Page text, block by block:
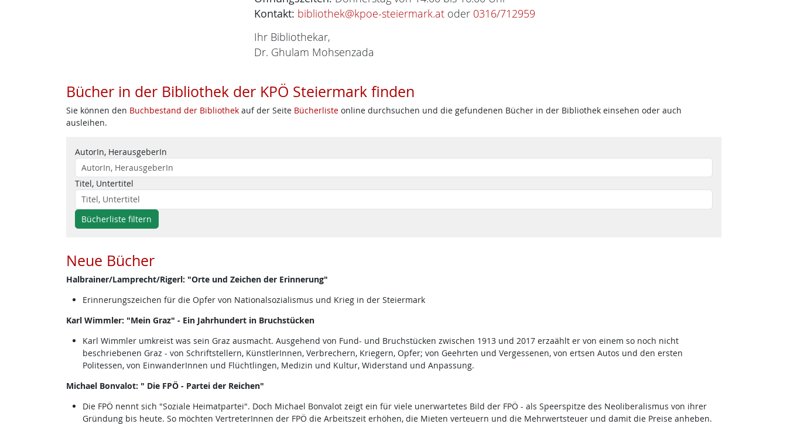
Kontakt: bibliothek@kpoe-steiermark.atoder 0316/712959
Ihr Bibliothekar,
Dr. Ghulam Mohsenzada
Bücher in der Bibliothek der KPÖ Steiermark finden
Sie können den Buchbestand der Bibliothekauf der Seite Bücherlisteonline durchsuchen und die gefundenen Bücher in der Bibliothek einsehen oder auch
ausleihen.
AutorIn, HerausgeberIn
Titel, Untertitel
Bücherliste filtern
Neue Bücher
Halbrainer/Lamprecht/Rigerl: "Orte und Zeichen der Erinnerung"
Erinnerungszeichen für die Opfer von Nationalsozialismus und Krieg in der Steiermark
Karl Wimmler: "Mein Graz" - Ein Jahrhundert in Bruchstücken
Karl Wimmler umkreist was sein Graz ausmacht. Ausgehend von Fund- und Bruchstücken zwischen 1913 und 2017 erzaählt er von einem so noch nicht
beschriebenen Graz - von Schriftstellern, KünstlerInnen, Verbrechern, Kriegern, Opfer; von Geehrten und Vergessenen, von ertsen Autos und den ersten
Politessen, von EinwanderInnen und Flüchtlingen, Medizin und Kultur, Widerstand und Anpassung.
Michael Bonvalot: " Die FPÖ - Partei der Reichen"
Die FPÖ nennt sich "Soziale Heimatpartei". Doch Michael Bonvalot zeigt ein für viele unerwartetes Bild der FPÖ - als Speerspitze des Neoliberalismus von ihrer
Gründung bis heute. So möchten VertreterInnen der FPÖ die Arbeitszeit erhöhen, die Mieten verteuern und die Mehrwertsteuer und damit die Preise anheben.